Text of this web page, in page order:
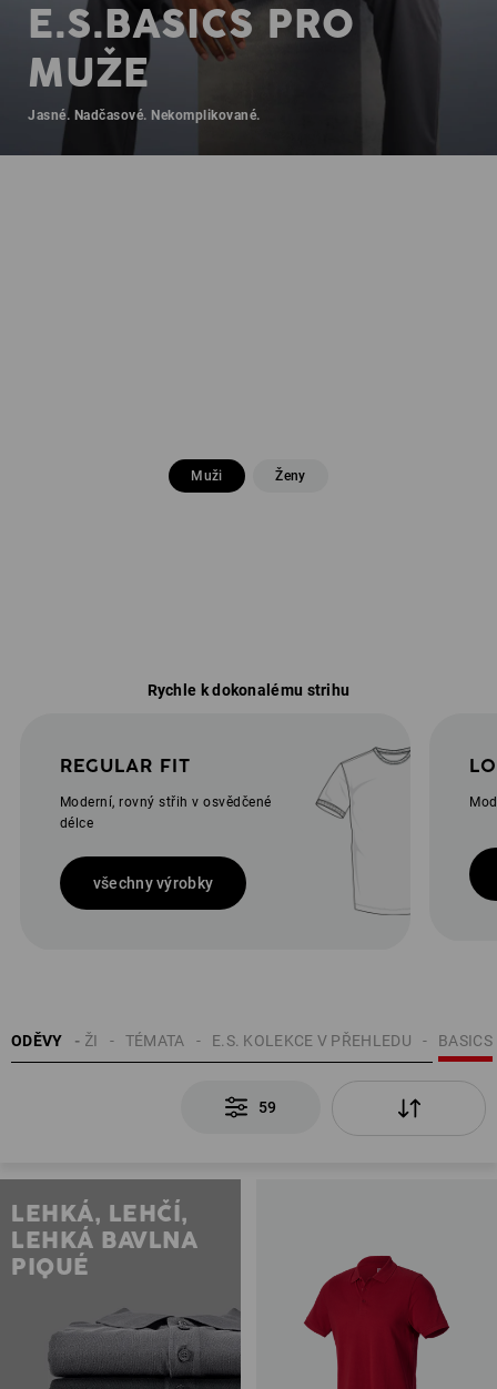
E.S.BASICS PRO
MUŽE
Jasné. Nadčasové. Nekomplikované.
Muži Ženy
Rychle k dokonalému strihu
REGULAR FIT
Moderní, rovný střih v osvědčené
délce
všechny výrobky
ODĚVY BASICS
E.S. KOLEKCE V PŘEHLEDU
TÉMATA
MUŽI
59
LEHKÁ, LEHČÍ,
LEHKÁ BAVLNA
PIQUÉ